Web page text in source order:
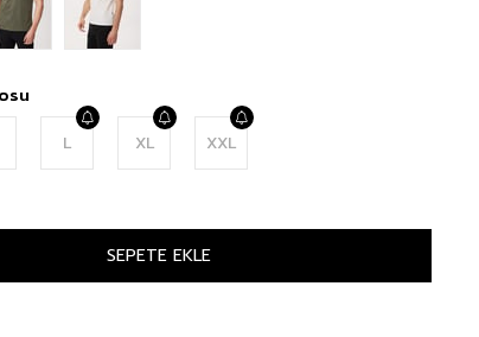
L XL XXL